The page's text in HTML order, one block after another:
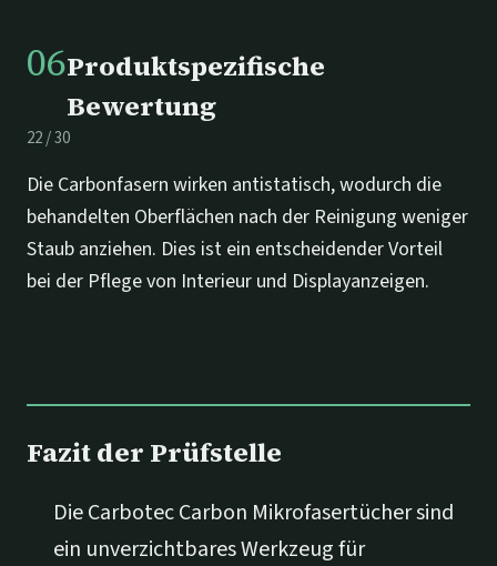
06Produktspezifische
Bewertung
22/30
Die Carbonfasern wirken antistatisch, wodurch die
behandelten Oberflächen nach der Reinigung weniger
Staub anziehen. Dies ist ein entscheidender Vorteil
bei der Pflege von Interieur und Displayanzeigen.
Fazit der Prüfstelle
Die Carbotec Carbon Mikrofasertücher sind
ein unverzichtbares Werkzeug für